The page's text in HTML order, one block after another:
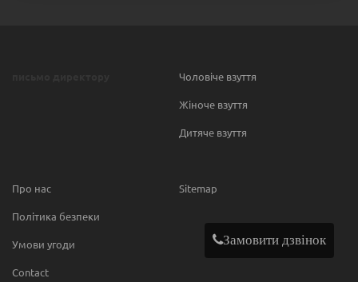
Чоловіче взуття
Жіноче взуття
Дитяче взуття
Про нас
Політика безпеки
Умови угоди
Contact
Sitemap
Замовити дзвінок